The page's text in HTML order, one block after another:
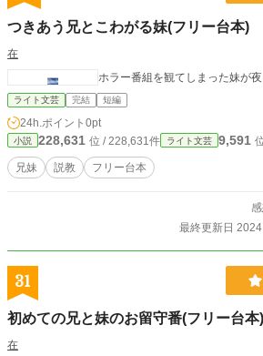
つきあう兄とこわがる妹(フリー台本)
在
ホラー番組を観てしまった妹が
ライト文芸 完結 短編
24h.ポイント 0pt
小説 228,631 位 / 228,631件 ライト文芸 9,591
兄妹 説教 フリー台本
最終更新日
31
初めての兄と妹のお留守番(フリー台本)
在